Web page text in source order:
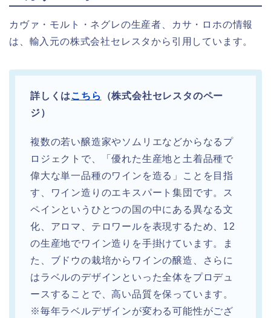
カヴァ・モルト・ネグレの生産者、カサ・ロホの情報
は、輸入元の株式会社セレスタから引用しています。
詳しくはこちら
（株式会社セレスタのペー
ジ）
複数の若い醸造家やソムリエなどからなるプ
ロジェクトで、「優れた生産地と土着品種で
偉大な単一品種のワインを造る」ことを目指
す、ワイン造りのエキスパート集団です。ス
ペインというひとつの国の中にある異なる文
化、アロマ、テロワールを表現するため、12
の生産地でワイン造りを手掛けています。ま
た、ブドウの栽培からワインの醸造、さらに
はラベルのデザインといった全体をプロデュ
ースすることで、高い品質を保っています。
※毎年ラベルデザインが変わる可能性がござ